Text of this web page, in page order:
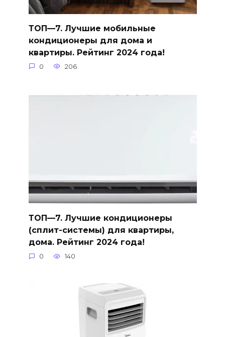
ТОП—7. Лучшие мобильные
кондиционеры для дома и
квартиры. Рейтинг 2024 года!
0 206
ТОП—7. Лучшие кондиционеры
(сплит-системы) для квартиры,
дома. Рейтинг 2024 года!
0 140